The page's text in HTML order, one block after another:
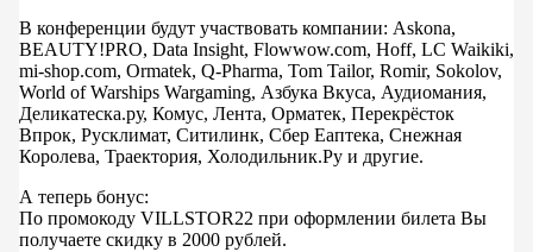
В конференции будут участвовать компании: Askona,
BEAUTY!PRO, Data Insight, Flowwow.com, Hoff, LC Waikiki,
mi-shop.com, Ormatek, Q-Pharma, Tom Tailor, Romir, Sokolov,
World of Warships Wargaming, Азбука Вкуса, Аудиомания,
Деликатеска.ру, Комус, Лента, Орматек, Перекрёсток
Впрок, Русклимат, Ситилинк, Сбер Еаптека, Снежная
Королева, Траектория, Холодильник.Ру и другие.
А теперь бонус:
По промокоду VILLSTOR22 при оформлении билета Вы
получаете скидку в 2000 рублей.